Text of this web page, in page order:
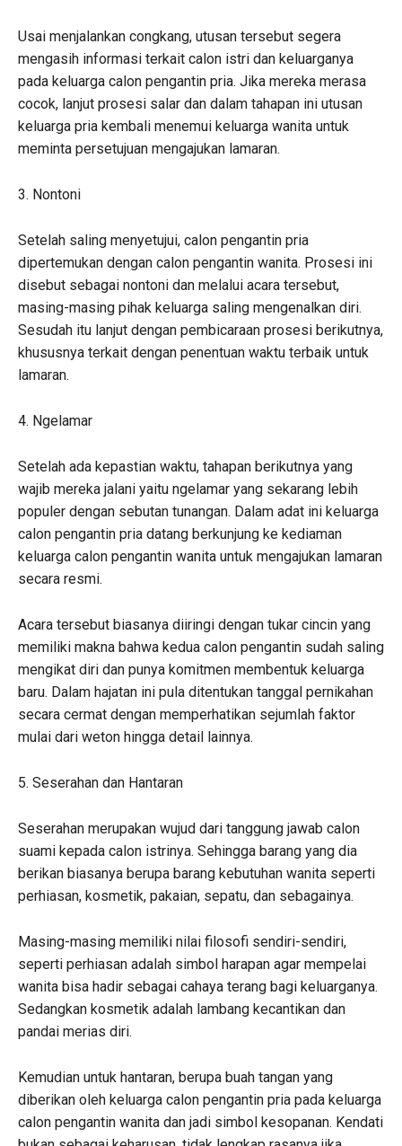
Usai menjalankan congkang, utusan tersebut segera
mengasih informasi terkait calon istri dan keluarganya
pada keluarga calon pengantin pria. Jika mereka merasa
cocok, lanjut prosesi salar dan dalam tahapan ini utusan
keluarga pria kembali menemui keluarga wanita untuk
meminta persetujuan mengajukan lamaran.
3. Nontoni
Setelah saling menyetujui, calon pengantin pria
dipertemukan dengan calon pengantin wanita. Prosesi ini
disebut sebagai nontoni dan melalui acara tersebut,
masing-masing pihak keluarga saling mengenalkan diri.
Sesudah itu lanjut dengan pembicaraan prosesi berikutnya,
khususnya terkait dengan penentuan waktu terbaik untuk
lamaran.
4. Ngelamar
Setelah ada kepastian waktu, tahapan berikutnya yang
wajib mereka jalani yaitu ngelamar yang sekarang lebih
populer dengan sebutan tunangan. Dalam adat ini keluarga
calon pengantin pria datang berkunjung ke kediaman
keluarga calon pengantin wanita untuk mengajukan lamaran
secara resmi.
Acara tersebut biasanya diiringi dengan tukar cincin yang
memiliki makna bahwa kedua calon pengantin sudah saling
mengikat diri dan punya komitmen membentuk keluarga
baru. Dalam hajatan ini pula ditentukan tanggal pernikahan
secara cermat dengan memperhatikan sejumlah faktor
mulai dari weton hingga detail lainnya.
5. Seserahan dan Hantaran
Seserahan merupakan wujud dari tanggung jawab calon
suami kepada calon istrinya. Sehingga barang yang dia
berikan biasanya berupa barang kebutuhan wanita seperti
perhiasan, kosmetik, pakaian, sepatu, dan sebagainya.
Masing-masing memiliki nilai filosofi sendiri-sendiri,
seperti perhiasan adalah simbol harapan agar mempelai
wanita bisa hadir sebagai cahaya terang bagi keluarganya.
Sedangkan kosmetik adalah lambang kecantikan dan
pandai merias diri.
Kemudian untuk hantaran, berupa buah tangan yang
diberikan oleh keluarga calon pengantin pria pada keluarga
calon pengantin wanita dan jadi simbol kesopanan. Kendati